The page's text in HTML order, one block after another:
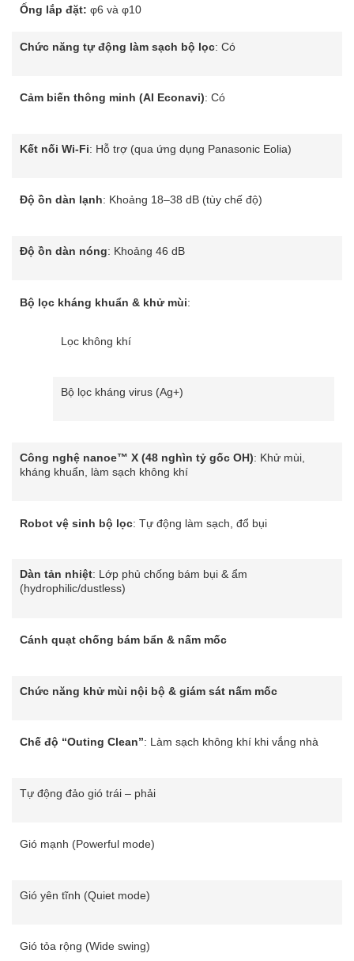
Ống lắp đặt: φ6 và φ10
Chức năng tự động làm sạch bộ lọc: Có
Cảm biến thông minh (AI Econavi): Có
Kết nối Wi-Fi: Hỗ trợ (qua ứng dụng Panasonic Eolia)
Độ ồn dàn lạnh: Khoảng 18–38 dB (tùy chế độ)
Độ ồn dàn nóng: Khoảng 46 dB
Bộ lọc kháng khuẩn & khử mùi:
Lọc không khí
Bộ lọc kháng virus (Ag+)
Công nghệ nanoe™ X (48 nghìn tỷ gốc OH): Khử mùi,
kháng khuẩn, làm sạch không khí
Robot vệ sinh bộ lọc: Tự động làm sạch, đổ bụi
Dàn tản nhiệt: Lớp phủ chống bám bụi & ẩm
(hydrophilic/dustless)
Cánh quạt chống bám bẩn & nấm mốc
Chức năng khử mùi nội bộ & giám sát nấm mốc
Chế độ “Outing Clean”: Làm sạch không khí khi vắng nhà
Tự động đảo gió trái – phải
Gió mạnh (Powerful mode)
Gió yên tĩnh (Quiet mode)
Gió tỏa rộng (Wide swing)